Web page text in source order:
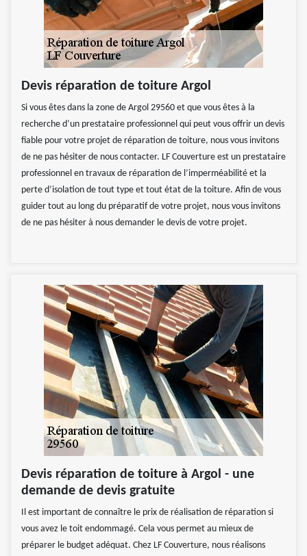
Devis réparation de toiture Argol
Si vous êtes dans la zone de Argol 29560 et que vous êtes à la
recherche d’un prestataire professionnel qui peut vous offrir un devis
fiable pour votre projet de réparation de toiture, nous vous invitons
de ne pas hésiter de nous contacter. LF Couverture est un prestataire
professionnel en travaux de réparation de l’imperméabilité et la
perte d’isolation de tout type et tout état de la toiture. Afin de vous
guider tout au long du préparatif de votre projet, nous vous invitons
de ne pas hésiter à nous demander le devis de votre projet.
Devis réparation de toiture à Argol - une
demande de devis gratuite
Il est important de connaître le prix de réalisation de réparation si
vous avez le toit endommagé. Cela vous permet au mieux de
préparer le budget adéquat. Chez LF Couverture, nous réalisons